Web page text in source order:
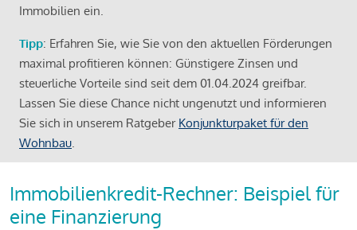
Immobilien ein.
Tipp: Erfahren Sie, wie Sie von den aktuellen Förderungen
maximal profitieren können: Günstigere Zinsen und
steuerliche Vorteile sind seit dem 01.04.2024 greifbar.
Lassen Sie diese Chance nicht ungenutzt und informieren
Sie sich in unserem Ratgeber Konjunkturpaket für den
Wohnbau.
Immobilienkredit-Rechner: Beispiel für
eine Finanzierung